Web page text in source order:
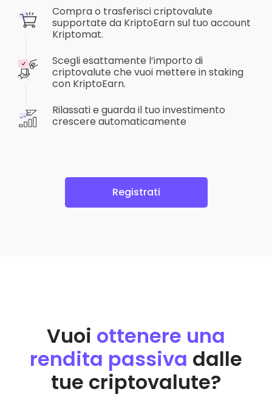
Compra o trasferisci criptovalute
supportate da KriptoEarn sul tuo account
Kriptomat.
Scegli esattamente l’importo di
criptovalute che vuoi mettere in staking
con KriptoEarn.
Rilassati e guarda il tuo investimento
crescere automaticamente
Registrati
Vuoi ottenere una
rendita passiva dalle
tue criptovalute?